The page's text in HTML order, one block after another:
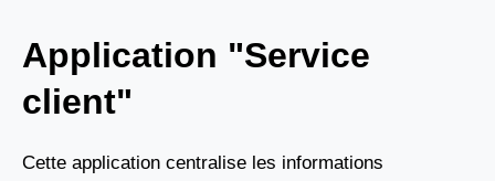
Application "Service
client"
Cette application centralise les informations